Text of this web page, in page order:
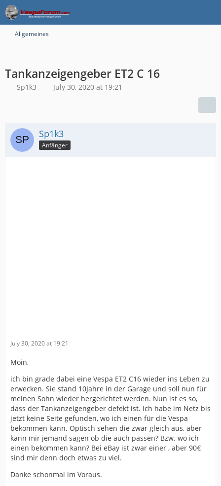
Allgemeines
Tankanzeigengeber ET2 C 16
Sp1k3 July 30, 2020 at 19:21
Sp1k3
Anfänger
July 30, 2020 at 19:21
Moin,
ich bin grade dabei eine Vespa ET2 C16 wieder ins Leben zu
erwecken. Sie stand 10Jahre in der Garage und soll nun für
meinen Sohn wieder hergerichtet werden. Nun ist es so,
dass der Tankanzeigengeber defekt ist. Ich habe im Netz bis
jetzt keine Seite gefunden, wo ich einen für die Vespa
bekommen kann. Optisch sehen die zwar gleich aus, aber
kann mir jemand sagen ob die auch passen? Bzw. wo ich
einen bekommen kann? Bei eBay ist zwar einer , aber 90€
sind mir denn doch etwas zu viel.
Danke schonmal im Voraus.